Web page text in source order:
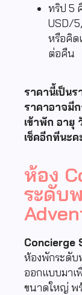
ทริป 5
USD/
หรือคิด
ต่อคืน
ราคานี้เป็น
ราคาอาจมี
เข้าพัก อายุ
เช็คอีกทีนะค
ห้อง
ระดับ
Concierge
ห้องพักระดับ
ออกแบบมา
ขนาดใหญ่ พ